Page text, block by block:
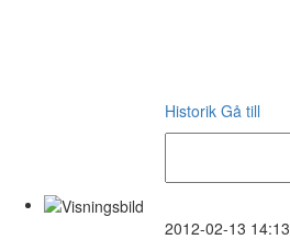
Historik Gå till
2012-02-13 14:13